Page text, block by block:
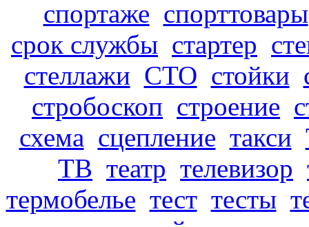
спортаже спорттовары
срок службы стартер
стеллажи СТО стойки
стробоскоп строение
схема сцепление такси
ТВ театр телевизор
термобелье тест тесты